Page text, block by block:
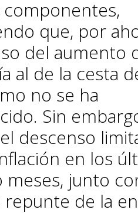
componentes,
que, por
del aumento
al de la cesta
no se ha
Sin
descenso
en los
meses, junto
repunte de la